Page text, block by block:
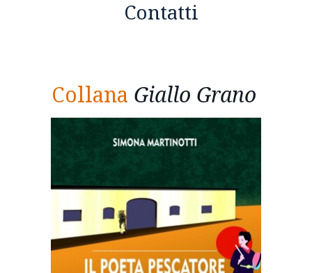
Contatti
Collana Giallo Grano